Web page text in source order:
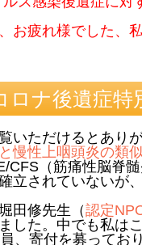
お疲れ様でした、
ロナ後遺症特
いただけるとあり
慢性上咽頭炎の類
CFS（筋痛性脳脊
立されていないが
田修先生（認定
した。中でも私は
、寄付を募って